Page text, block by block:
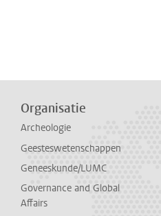
Organisatie
Archeologie
Geesteswetenschappen
Geneeskunde/LUMC
Governance and Global
Affairs